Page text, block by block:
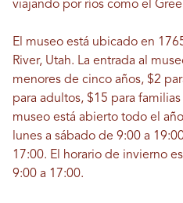
viajando por ríos como el
El museo está ubicado en
River, Utah. La entrada al
menores de cinco años, $2
para adultos, $15 para
museo está abierto todo el
lunes a sábado de 9:00 a
17:00. El horario de invierno
9:00 a 17:00.